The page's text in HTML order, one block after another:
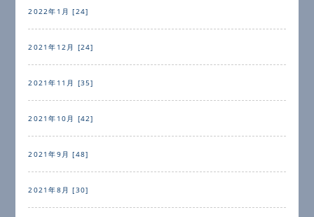
2022年1月 [24]
2021年12月 [24]
2021年11月 [35]
2021年10月 [42]
2021年9月 [48]
2021年8月 [30]